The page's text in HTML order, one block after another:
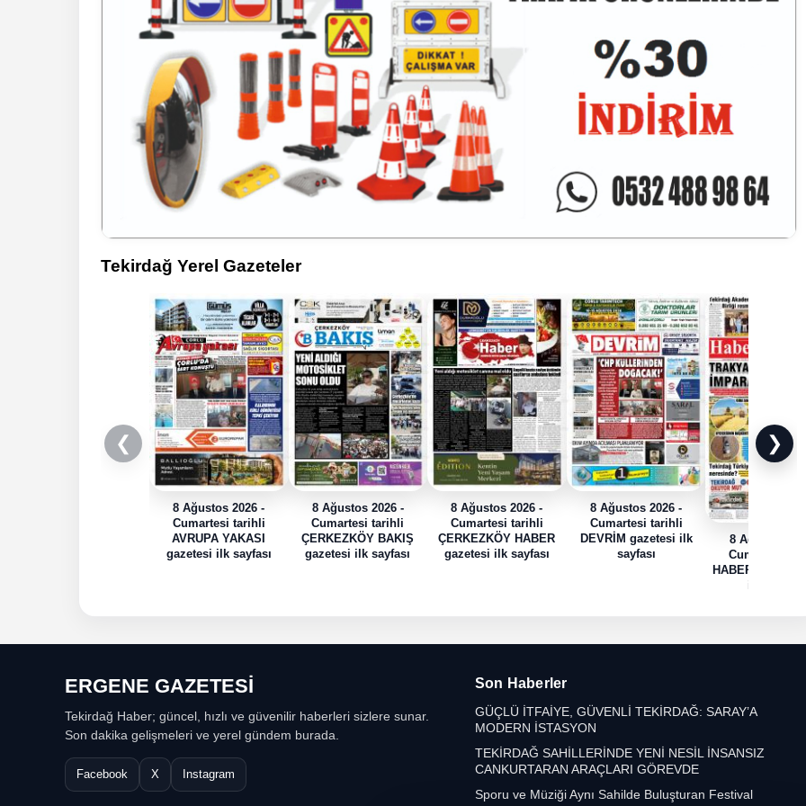
Tekirdağ Yerel Gazeteler
❮
8 Ağustos 2026 -
Cumartesi tarihli
AVRUPA YAKASI
gazetesi ilk sayfası
8 Ağustos 2026 -
Cumartesi tarihli
ÇERKEZKÖY BAKIŞ
gazetesi ilk sayfası
8 Ağustos 2026 -
Cumartesi tarihli
ÇERKEZKÖY HABER
gazetesi ilk sayfası
8 Ağustos 2026 -
Cumartesi tarihli
DEVRİM gazetesi ilk
sayfası
8 Ağustos
Cumartesi
HABER TRAK
❯
ERGENE GAZETESİ
Tekirdağ Haber; güncel, hızlı ve güvenilir haberleri sizlere sunar.
Son dakika gelişmeleri ve yerel gündem burada.
Facebook X Instagram
Son Haberler
GÜÇLÜ İTFAİYE, GÜVENLİ TEKİRDAĞ: SARAY’A
MODERN İSTASYON
TEKİRDAĞ SAHİLLERİNDE YENİ NESİL İNSANSIZ
CANKURTARAN ARAÇLARI GÖREVDE
Sporu ve Müziği Aynı Sahilde Buluşturan Festival